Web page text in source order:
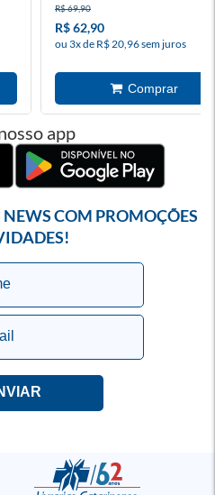
R$ 69,90
R$ 62,90
ou 3x de R$ 20,96 sem juros
app
NEWS COM PROMOÇÕES